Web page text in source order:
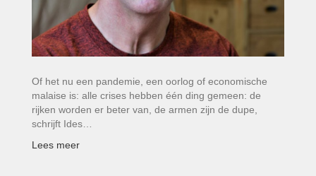
Of het nu een pandemie, een oorlog of economische
malaise is: alle crises hebben één ding gemeen: de
rijken worden er beter van, de armen zijn de dupe,
schrijft Ides…
Lees meer